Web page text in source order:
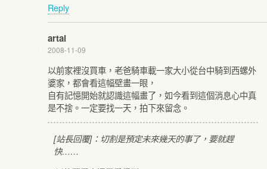
Reply
artai
2008-11-09
以前家裡沒買車，老爸騎車載一家大小從台中騎到西螺外
婆家，都會看這幅壁畫一眼，
自有記憶開始就認識這幅畫了，如今看到這個消息心中真
是不捨。一定要找一天，拍下來留念。
[站長回覆]：切割是預定未來幾天的事了，要就趕
快……